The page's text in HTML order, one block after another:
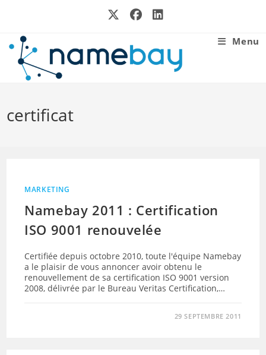
Menu
certificat
MARKETING
Namebay 2011 : Certification
ISO 9001 renouvelée
Certifiée depuis octobre 2010, toute l'équipe Namebay
a le plaisir de vous annoncer avoir obtenu le
renouvellement de sa certification ISO 9001 version
2008, délivrée par le Bureau Veritas Certification,…
29 SEPTEMBRE 2011